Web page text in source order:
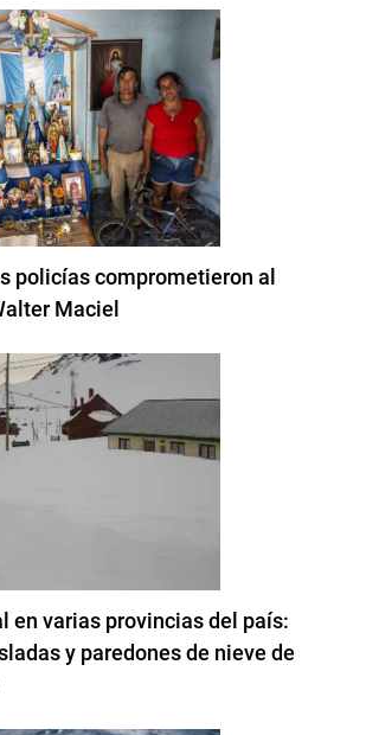
policías comprometieron al
Maciel
en varias provincias del país:
y paredones de nieve de